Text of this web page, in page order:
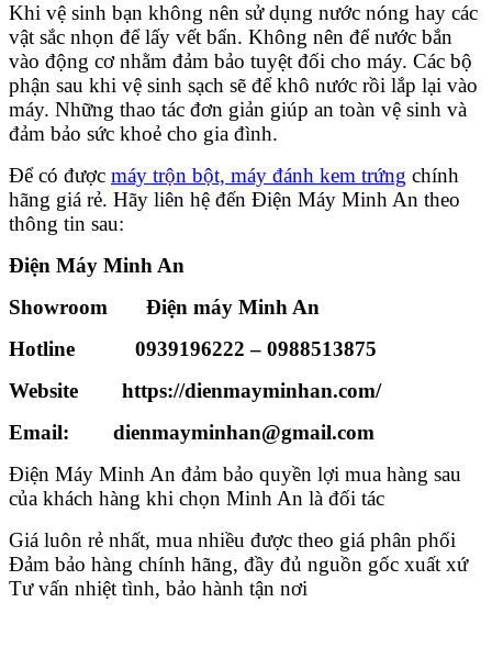
Khi vệ sinh bạn không nên sử dụng nước nóng hay các
vật sắc nhọn để lấy vết bẩn. Không nên để nước bắn
vào động cơ nhằm đảm bảo tuyệt đối cho máy. Các bộ
phận sau khi vệ sinh sạch sẽ để khô nước rồi lắp lại vào
máy. Những thao tác đơn giản giúp an toàn vệ sinh và
đảm bảo sức khoẻ cho gia đình.
Để có được máy trộn bột, máy đánh kem trứng chính
hãng giá rẻ. Hãy liên hệ đến Điện Máy Minh An theo
thông tin sau:
Điện Máy Minh An
Showroom Điện máy Minh An
Hotline 0939196222 – 0988513875
Website https://dienmayminhan.com/
Email: dienmayminhan@gmail.com
Điện Máy Minh An đảm bảo quyền lợi mua hàng sau
của khách hàng khi chọn Minh An là đối tác
Giá luôn rẻ nhất, mua nhiều được theo giá phân phối
Đảm bảo hàng chính hãng, đầy đủ nguồn gốc xuất xứ
Tư vấn nhiệt tình, bảo hành tận nơi